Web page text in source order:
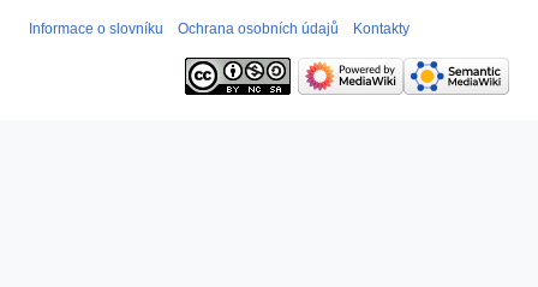
Informace o slovníku Ochrana osobních údajů Kontakty